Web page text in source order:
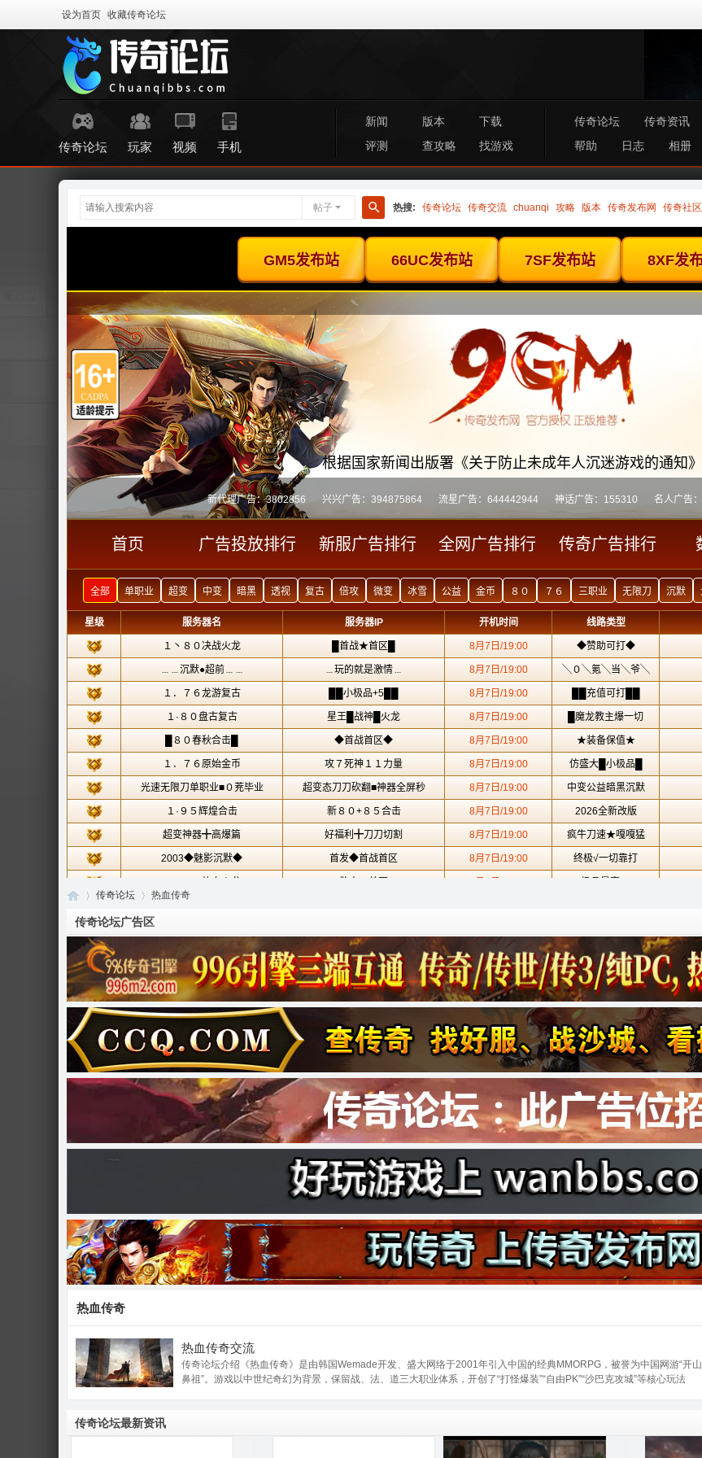
设为首页 收藏传奇论坛
传奇论坛 玩家 视频 手机
新闻 版本
下载
评测
查攻略 找游戏
传奇论坛 传奇资讯
帮助
日志 相册
帖子
搜
热搜: 传奇论坛 传奇交流 chuanqi 攻略 版本 传奇发布网 传奇社区
传 »
传奇论坛
›
热血传奇
传奇论坛广告区
热血传奇
热血传奇交流
传奇论坛介绍《热血传奇》是由韩国Wemade开发、盛大网络于2001年引入中国的经典MMORPG，被誉为中国网游“开山
鼻祖”。游戏以中世纪奇幻为背景，保留战、法、道三大职业体系，开创了“打怪爆装”“自由PK”“沙巴克攻城”等核心玩法
传奇论坛最新资讯